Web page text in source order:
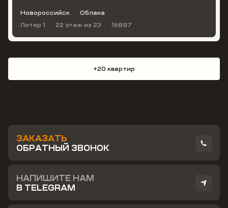
Новороссийск
Облака
Литер 1
22 этаж из 23 №897
+20 квартир
ЗАКАЗАТЬ
ОБРАТНЫЙ ЗВОНОК
НАПИШИТЕ НАМ
В TELEGRAM